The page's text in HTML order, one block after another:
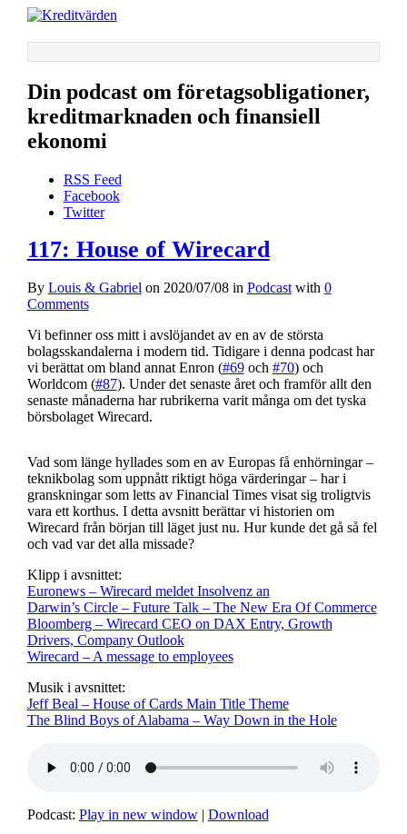
Din podcast om företagsobligationer,
kreditmarknaden och finansiell
ekonomi
RSS Feed
Facebook
Twitter
117: House of Wirecard
By Louis & Gabriel on 2020/07/08 in Podcast with 0
Comments
Vi befinner oss mitt i avslöjandet av en av de största
bolagsskandalerna i modern tid. Tidigare i denna podcast har
vi berättat om bland annat Enron (#69och #70) och
Worldcom (#87). Under det senaste året och framför allt den
senaste månaderna har rubrikerna varit många om det tyska
börsbolaget Wirecard.
Vad som länge hyllades som en av Europas få enhörningar –
teknikbolag som uppnått riktigt höga värderingar – har i
granskningar som letts av Financial Times visat sig troligtvis
vara ett korthus. I detta avsnitt berättar vi historien om
Wirecard från början till läget just nu. Hur kunde det gå så fel
och vad var det alla missade?
Klipp i avsnittet:
Euronews – Wirecard meldet Insolvenz an
Darwin’s Circle – Future Talk – The New Era Of Commerce
Bloomberg – Wirecard CEO on DAX Entry, Growth
Drivers, Company Outlook
Wirecard – A message to employees
Musik i avsnittet:
Jeff Beal – House of Cards Main Title Theme
The Blind Boys of Alabama – Way Down in the Hole
Podcast: Play in new window| Download